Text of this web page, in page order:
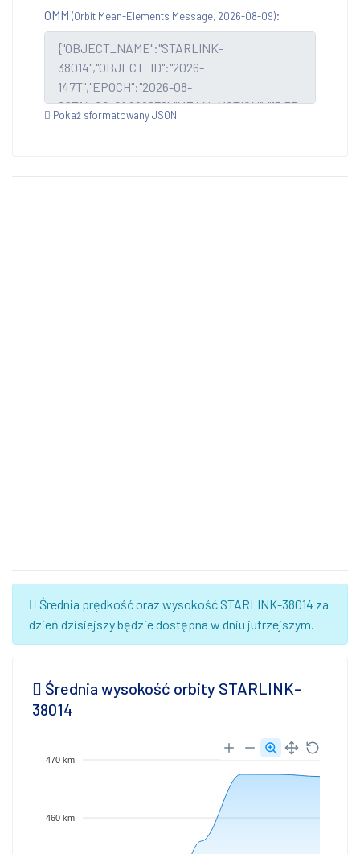
OMM (Orbit Mean-Elements Message, 2026-08-09):
Pokaż sformatowany JSON
Średnia prędkość oraz wysokość STARLINK-38014 za
dzień dzisiejszy będzie dostępna w dniu jutrzejszym.
Średnia wysokość orbity STARLINK-
38014
470 km
460 km